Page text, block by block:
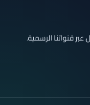
عبر قنواتنا الرسمية.